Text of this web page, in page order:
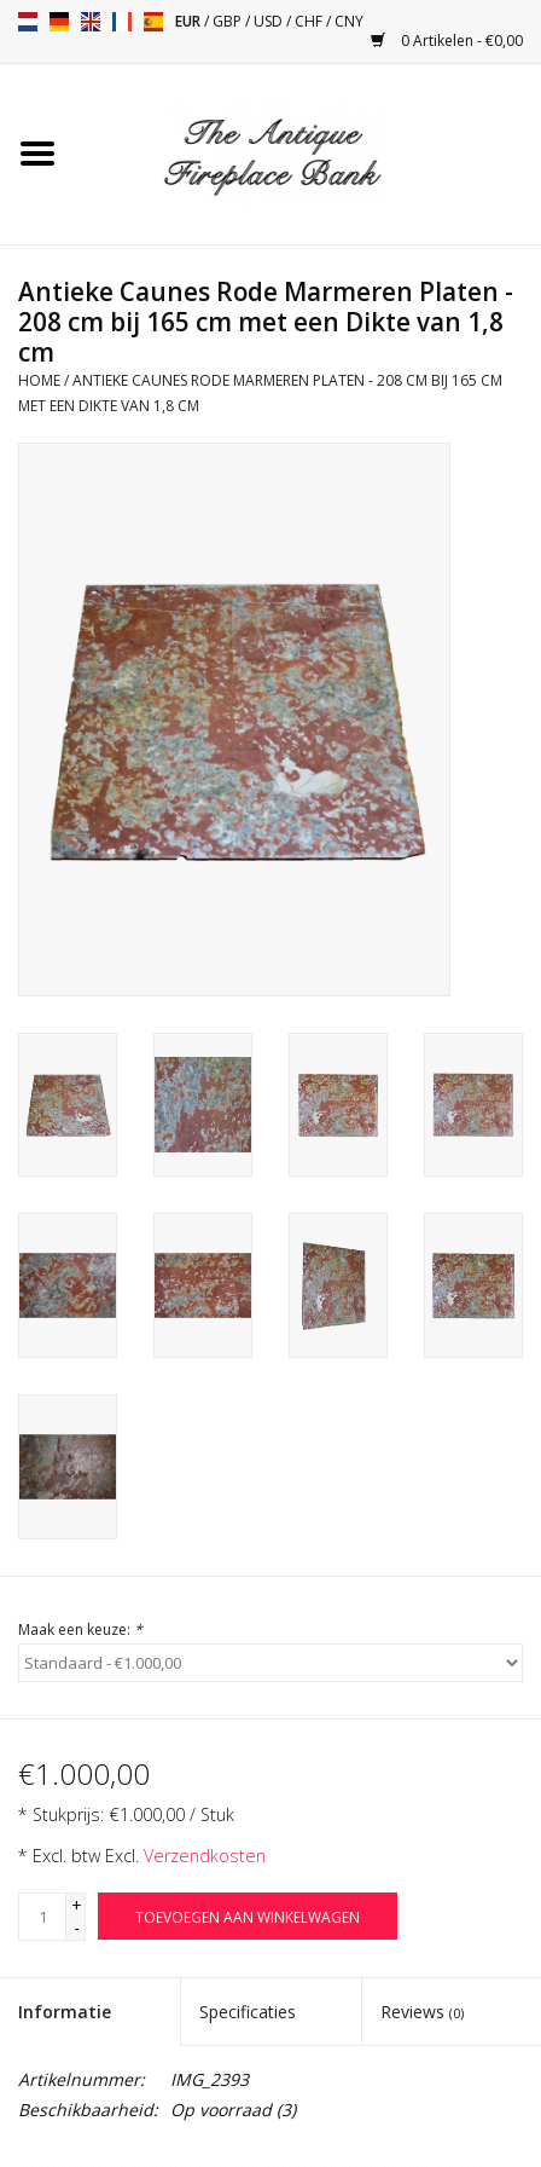
EUR/GBP /USD /CHF/CNY
0 Artikelen - €0,00
Toebehoren
Kacheltjes
Tafels
Decoratieve Outdoor
Objecten
Vloeren - Steen, Terra Cotta
& Marmer
Outlet
Tevreden Klanten
Cadeau Bonnen
Antieke Caunes Rode Marmeren Platen -
208 cm bij 165 cm met een Dikte van 1,8
cm
HOME/ANTIEKE CAUNES RODE MARMEREN PLATEN - 208 CM BIJ 165 CM
MET EEN DIKTE VAN 1,8 CM
Maak een keuze: *
€1.000,00
* Stukprijs: €1.000,00 / Stuk
* Excl. btw Excl. Verzendkosten
+
-
TOEVOEGEN AAN WINKELWAGEN
Informatie Specificaties Reviews (0)
Artikelnummer:
IMG_2393
Beschikbaarheid: Op voorraad(3)